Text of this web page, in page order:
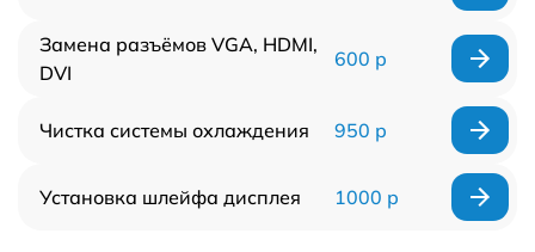
Замена разъёмов VGA, HDMI,
DVI
600 р
Чистка системы охлаждения 950 р
Установка шлейфа дисплея 1000 р